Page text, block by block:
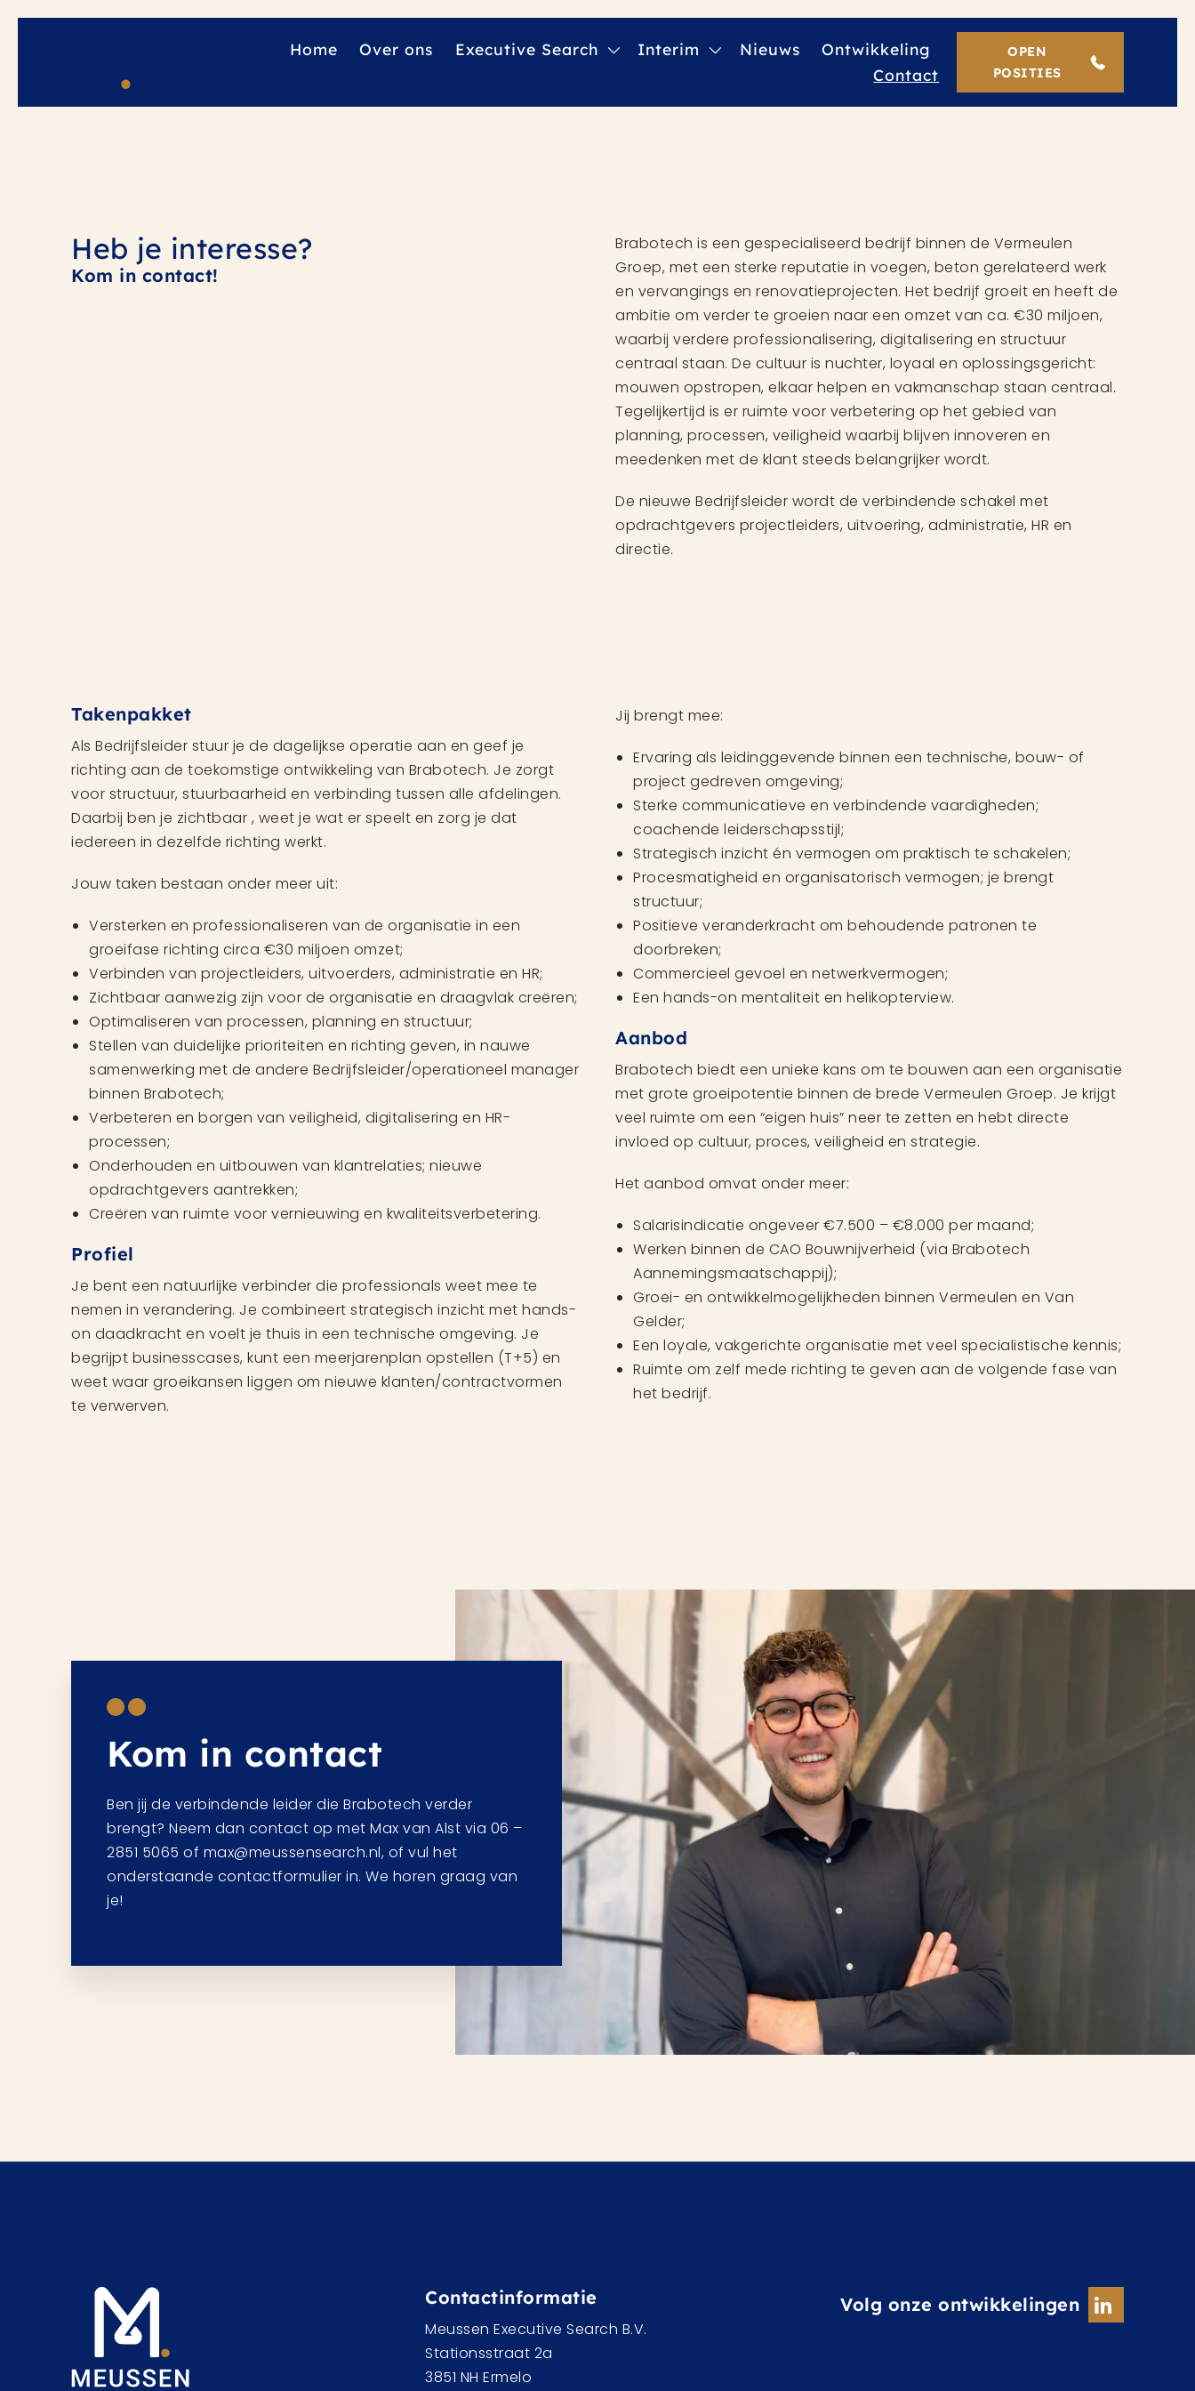
Home Over ons Executive Search Interim Nieuws
Ontwikkeling
Contact
OPEN
POSITIES
Heb je interesse?
Kom in contact!
Brabotech is een gespecialiseerd bedrijf binnen de Vermeulen
Groep, met een sterke reputatie in voegen, beton gerelateerd werk
en vervangings en renovatieprojecten. Het bedrijf groeit en heeft de
ambitie om verder te groeien naar een omzet van ca. €30 miljoen,
waarbij verdere professionalisering, digitalisering en structuur
centraal staan. De cultuur is nuchter, loyaal en oplossingsgericht:
mouwen opstropen, elkaar helpen en vakmanschap staan centraal.
Tegelijkertijd is er ruimte voor verbetering op het gebied van
planning, processen, veiligheid waarbij blijven innoveren en
meedenken met de klant steeds belangrijker wordt.
De nieuwe Bedrijfsleider wordt de verbindende schakel met
opdrachtgevers projectleiders, uitvoering, administratie, HR en
directie.
Takenpakket
Als Bedrijfsleider stuur je de dagelijkse operatie aan en geef je
richting aan de toekomstige ontwikkeling van Brabotech. Je zorgt
voor structuur, stuurbaarheid en verbinding tussen alle afdelingen.
Daarbij ben je zichtbaar , weet je wat er speelt en zorg je dat
iedereen in dezelfde richting werkt.
Jouw taken bestaan onder meer uit:
Versterken en professionaliseren van de organisatie in een
groeifase richting circa €30 miljoen omzet;
Verbinden van projectleiders, uitvoerders, administratie en HR;
Zichtbaar aanwezig zijn voor de organisatie en draagvlak creëren;
Optimaliseren van processen, planning en structuur;
Stellen van duidelijke prioriteiten en richting geven, in nauwe
samenwerking met de andere Bedrijfsleider/operationeel manager
binnen Brabotech;
Verbeteren en borgen van veiligheid, digitalisering en HR-
processen;
Onderhouden en uitbouwen van klantrelaties; nieuwe
opdrachtgevers aantrekken;
Creëren van ruimte voor vernieuwing en kwaliteitsverbetering.
Profiel
Je bent een natuurlijke verbinder die professionals weet mee te
nemen in verandering. Je combineert strategisch inzicht met hands-
on daadkracht en voelt je thuis in een technische omgeving. Je
begrijpt businesscases, kunt een meerjarenplan opstellen (T+5) en
weet waar groeikansen liggen om nieuwe klanten/contractvormen
te verwerven.
Jij brengt mee:
Ervaring als leidinggevende binnen een technische, bouw- of
project gedreven omgeving;
Sterke communicatieve en verbindende vaardigheden;
coachende leiderschapsstijl;
Strategisch inzicht én vermogen om praktisch te schakelen;
Procesmatigheid en organisatorisch vermogen; je brengt
structuur;
Positieve veranderkracht om behoudende patronen te
doorbreken;
Commercieel gevoel en netwerkvermogen;
Een hands-on mentaliteit en helikopterview.
Aanbod
Brabotech biedt een unieke kans om te bouwen aan een organisatie
met grote groeipotentie binnen de brede Vermeulen Groep. Je krijgt
veel ruimte om een “eigen huis” neer te zetten en hebt directe
invloed op cultuur, proces, veiligheid en strategie.
Het aanbod omvat onder meer:
Salarisindicatie ongeveer €7.500 – €8.000 per maand;
Werken binnen de CAO Bouwnijverheid (via Brabotech
Aannemingsmaatschappij);
Groei- en ontwikkelmogelijkheden binnen Vermeulen en Van
Gelder;
Een loyale, vakgerichte organisatie met veel specialistische kennis;
Ruimte om zelf mede richting te geven aan de volgende fase van
het bedrijf.
Kom in contact
Ben jij de verbindende leider die Brabotech verder
brengt? Neem dan contact op met Max van Alst via 06 –
2851 5065 of max@meussensearch.nl, of vul het
onderstaande contactformulier in. We horen graag van
je!
Contactinformatie
Meussen Executive Search B.V.
Stationsstraat 2a
3851 NH Ermelo
Volg onze ontwikkelingen